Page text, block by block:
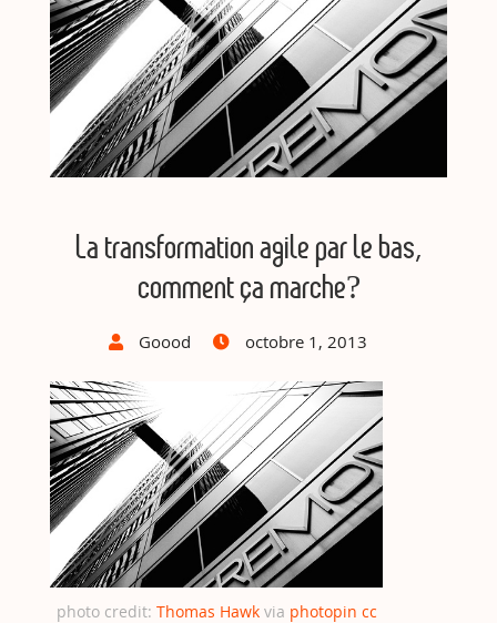
La transformation agile par le bas,
comment ça marche?
Goood octobre 1, 2013
photo credit: Thomas Hawkvia photopin cc